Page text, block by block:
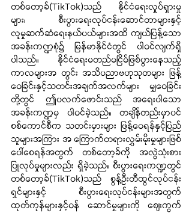
တစ်တော့ခ်(TikTok)သည် နိုင်ငံရေးလှုပ်ရှားမှု
များ၊ စီးပွားရေးလုပ်ငန်းဆောင်တာများနှင့်
လူမှုဆက်ဆံရေးနယ်ပယ်များအထိ ကျယ်ပြန့်သော
အခန်းကဏ္ဍစုံ၌ မြန်မာနိုင်ငံတွင် ပါဝင်လျက်ရှိ
ပါသည်။ နိုင်ငံရေးမတည်မငြိမ်ဖြစ်ပွားနေသည့်
ကာလများအ တွင်း အသိပညာဗဟုသုတများ ဖြန့်
ဝေခြင်းနှင့်သတင်းအချက်အလက်များ မျှဝေခြင်း
တို့တွင် ဤပလက်ဖောင်းသည် အရေးပါသော
အခန်းကဏ္ဍမှ ပါဝင်ခဲ့သည်။ တချိန်တည်းမှာပင်
စစ်ကောင်စီက သတင်းမှားများ ဖြန့်ဝေရန်နှင့်ပြည်
သူများအကြား အ ကြောက်တရားလွှမ်းမိုးမှုများဖြစ်
ပေါ်စေရန်အတွက် တစ်တော့ခ်ကို အလွဲသုံးစား
ပြုလုပ်မှုများလည်း ရှိခဲ့သည်။ စီးပွားရေးကဏ္ဍတွင်
တစ်တော့ခ်(TikTok)သည် စွန့်ဦးတီထွင်လုပ်ငန်း
ရှင်များနှင့် စီးပွားရေးလုပ်ငန်းများအတွက်
ထုတ်ကုန်များနှင့်ဝန် ဆောင်မှုများကို ဈေးကွက်